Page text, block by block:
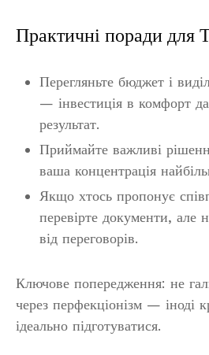
Практичні поради для
Перегляньте бюджет і
— інвестиція в комфорт
результат.
Приймайте важливі
ваша концентрація
Якщо хтось пропонує
перевірте документи, але
від переговорів.
Ключове попередження: не
через перфекціонізм — іноді
ідеально підготуватися.